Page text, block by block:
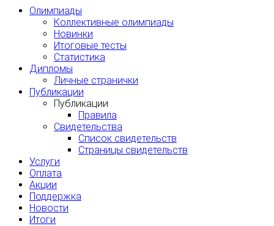
Олимпиады
Коллективные олимпиады
Новинки
Итоговые тесты
Статистика
Дипломы
Личные странички
Публикации
Публикации
Правила
Свидетельства
Список свидетельств
Страницы свидетельств
Услуги
Оплата
Акции
Поддержка
Новости
Итоги